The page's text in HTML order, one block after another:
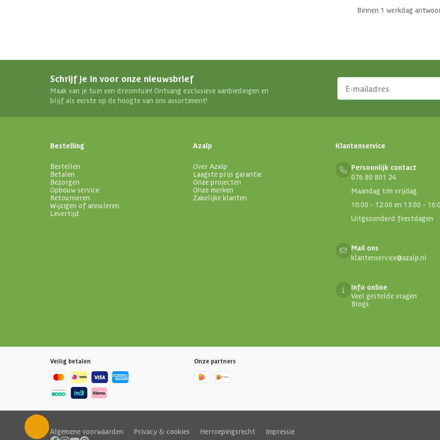
Binnen 1 werkdag
Schrijf je in voor onze nieuwsbrief
Maak van je tuin een droomtuin! Ontvang exclusieve aanbiedingen en
blijf als eerste op de hoogte van ons assortiment!
Bestelling
Bestellen
Betalen
Bezorgen
Opbouw service
Retourneren
Wijzigen of annuleren
Levertijd
Azalp
Over Azalp
Laagste prijs garantie
Onze projecten
Onze merken
Zakelijke klanten
Klantenservice
Persoonlijk contact
076 80 801 24
Maandag t/m vrijdag
10:00 - 12:00 en 13:00 -
Uitgezonderd feestdagen
Mail ons
klantenservice@azalp.nl
Info online
Veel gestelde vragen
Blogs
Veilig betalen Onze partners
Algemene voorwaarden Privacy & cookies Herroepingsrecht Impressie